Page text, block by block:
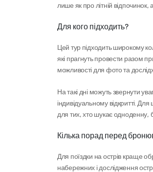
лише як про літній відпочинок,
Для кого підходить?
Цей тур підходить широкому
які прагнуть провести разом
можливості для фото та
На такі дні можуть звернути
індивідуальному відкритті.
для тих, хто шукає одноденну,
Кілька порад перед
Для поїздки на острів краще
набережних і дослідження